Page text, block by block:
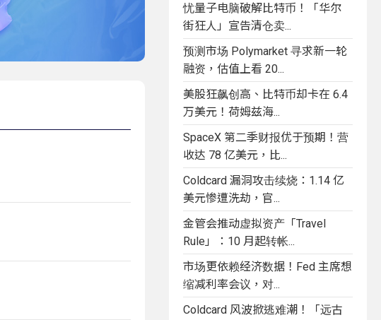
忧量子电脑破解比特币！「华尔
街狂人」宣告清仓卖...
预测市场 Polymarket 寻求新一轮
融资，估值上看 20...
美股狂飙创高、比特币却卡在 6.4
万美元！荷姆兹海...
SpaceX 第二季财报优于预期！营
收达 78 亿美元，比...
Coldcard 漏洞攻击续烧：1.14 亿
美元惨遭洗劫，官...
金管会推动虚拟资产「Travel
Rule」：10 月起转帐...
市场更依赖经济数据！Fed 主席想
缩减利率会议，对...
Coldcard 风波掀逃难潮！「远古